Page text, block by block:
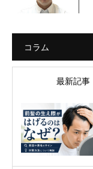
コラム
最新記事